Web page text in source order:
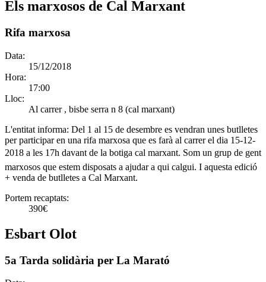
Els marxosos de Cal Marxant
Rifa marxosa
Data:
15/12/2018
Hora:
17:00
Lloc:
Al carrer , bisbe serra n 8 (cal marxant)
L'entitat informa: Del 1 al 15 de desembre es vendran unes butlletes
per participar en una rifa marxosa que es farà al carrer el dia 15-12-
2018 a les 17h davant de la botiga cal marxant. Som un grup de gent
marxosos que estem disposats a ajudar a qui calgui. I aquesta edició
+ venda de butlletes a Cal Marxant.
Portem recaptats:
390€
Esbart Olot
5a Tarda solidària per La Marató